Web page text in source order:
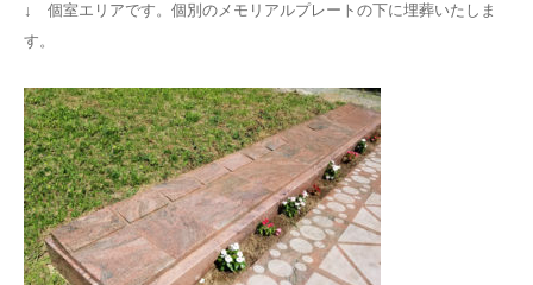
↓ 個室エリアです。個別のメモリアルプレートの下に埋葬いたしま
す。